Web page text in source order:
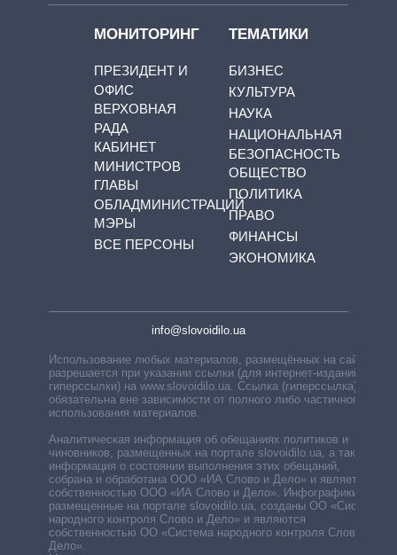
МОНИТОРИНГ
ПРЕЗИДЕНТ И
ОФИС
ВЕРХОВНАЯ
РАДА
КАБИНЕТ
МИНИСТРОВ
ГЛАВЫ
ОБЛАДМИНИСТРАЦИЙ
МЭРЫ
ВСЕ ПЕРСОНЫ
ТЕМАТИКИ
БИЗНЕС
КУЛЬТУРА
НАУКА
НАЦИОНАЛЬНАЯ
БЕЗОПАСНОСТЬ
ОБЩЕСТВО
ПОЛИТИКА
ПРАВО
ФИНАНСЫ
ЭКОНОМИКА
info@slovoidilo.ua
Использование любых материалов, размещённых на сайте,
разрешается при указании ссылки (для интернет-изданий —
гиперссылки) на www.slovoidilo.ua. Ссылка (гиперссылка)
обязательна вне зависимости от полного либо частичного
использования материалов.
Аналитическая информация об обещаниях политиков и
чиновников, размещенных на портале slovoidilo.ua, а также
информация о состоянии выполнения этих обещаний,
собрана и обработана ООО «ИА Слово и Дело» и является
собственностью ООО «ИА Слово и Дело». Инфографики,
размещенные на портале slovoidilo.ua, созданы ОО «Система
народного контроля Слово и Дело» и являются
собственностью ОО «Система народного контроля Слово и
Дело».